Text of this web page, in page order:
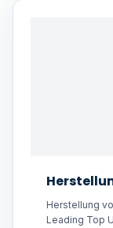
Herstellung
Leading Top